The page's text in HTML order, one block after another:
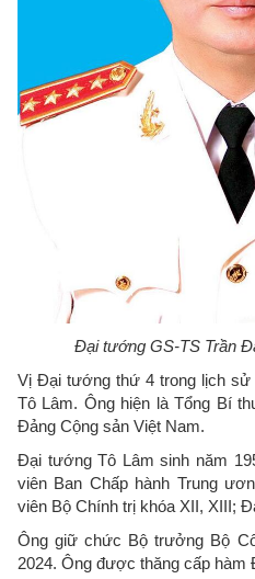
Đại tướng GS-TS Trần
Vị Đại tướng thứ 4 trong lịch sử
Tô Lâm. Ông hiện là Tổng Bí
Đảng Cộng sản Việt Nam.
Đại tướng Tô Lâm sinh năm
viên Ban Chấp hành Trung
viên Bộ Chính trị khóa XII, XIII;
Ông giữ chức Bộ trưởng Bộ
2024. Ông được thăng cấp hàm